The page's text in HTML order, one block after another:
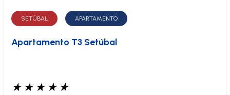
SETÚBAL APARTAMENTO
Apartamento T3 Setúbal
★ ★ ★ ★ ★